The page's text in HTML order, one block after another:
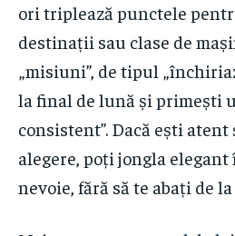
ori triplează punctele
destinații sau clase de
„misiuni”, de tipul
la final de lună și primești
consistent”. Dacă ești
alegere, poți jongla
nevoie, fără să te abați de